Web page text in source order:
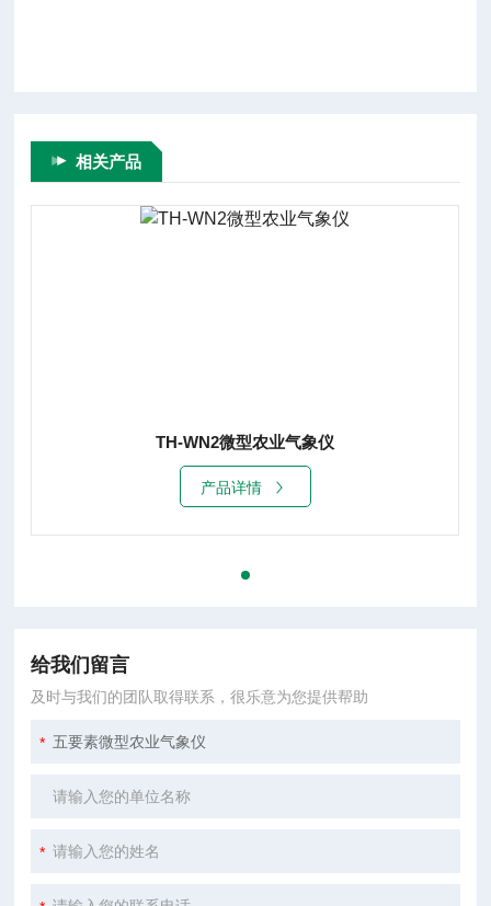
相关产品
TH-WN2微型农业气象仪
产品详情
给我们留言
及时与我们的团队取得联系，很乐意为您提供帮助